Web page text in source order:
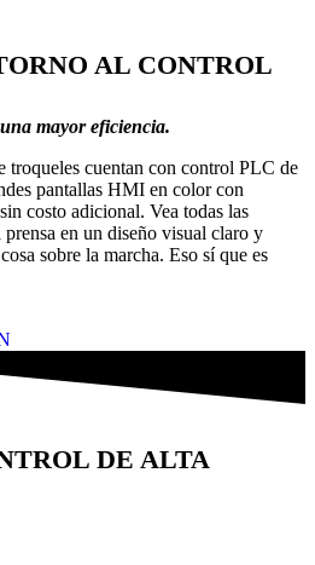
AL CONTROL
mayor eficiencia.
troqueles cuentan con control PLC de
pantallas HMI en color con
costo adicional. Vea todas las
en un diseño visual claro y
sobre la marcha. Eso sí que es
DE ALTA